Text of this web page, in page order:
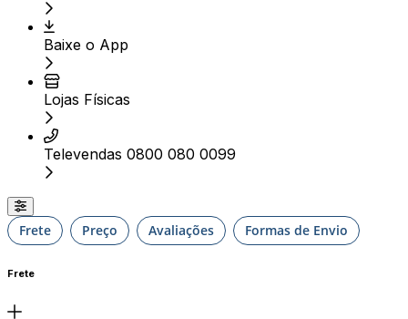
Baixe o App
Lojas Físicas
Televendas 0800 080 0099
Frete Preço Avaliações Formas de Envio
Frete